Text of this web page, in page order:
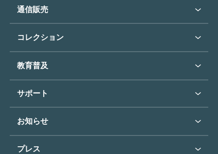
開館時間・休館日
アクセス
団体のご利用について
バリアフリー／小さなお子様
フロアマップ
展覧会・イベントトップ
次回の展覧会
展覧会スケジュール
過去の展覧会
通信販売
通信販売トップ
コレクション
コレクショントップ
東郷青児
コレクションハイライト
教育普及
教育普及トップ
オンラインで美術鑑賞
博物館実習について
サポート
よくあるご質問
東郷⻘児作品著作権申請
お知らせ
お知らせトップ
プレス